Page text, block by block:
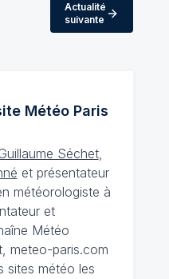
Actualité
suivante
MétéoParis
Séchet,
et présentateur
météorologiste à
et
Météo
meteo-paris.com
sites météo les